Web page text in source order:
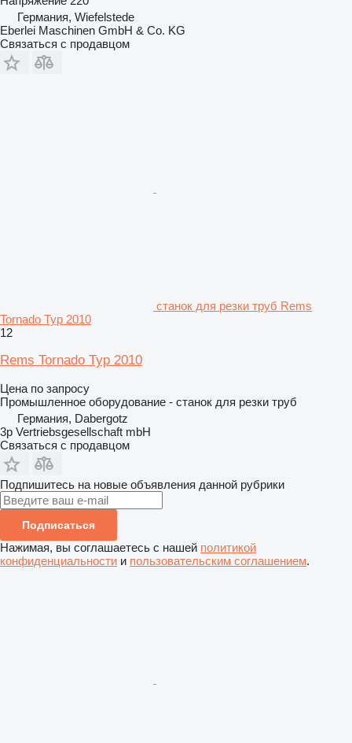
Германия, Wiefelstede
Eberlei Maschinen GmbH & Co. KG
Связаться с продавцом
станок для резки труб Rems
Tornado Typ 2010
12
Rems Tornado Typ 2010
Цена по запросу
Промышленное оборудование - станок для резки труб
Германия, Dabergotz
3p Vertriebsgesellschaft mbH
Связаться с продавцом
Подпишитесь на новые объявления данной рубрики
Подписаться
Нажимая, вы соглашаетесь с нашей политикой
конфиденциальности и пользовательским соглашением.